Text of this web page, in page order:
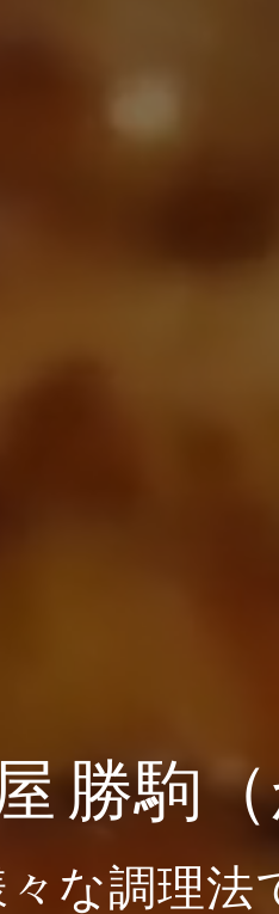
勝駒
な調理法